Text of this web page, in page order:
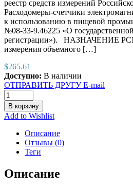
реестр средств измерений
Расходомеры-счетчики
к использованию в пищевой
№08-33-9.46225 «О
регистрации»). НАЗНАЧЕНИЕ
измерения объемного […]
$265.61
Доступно: В наличии
ОТПРАВИТЬ ДРУГУ E-mail
В корзину
Add to Wishlist
Описание
Отзывы (0)
Теги
Описание